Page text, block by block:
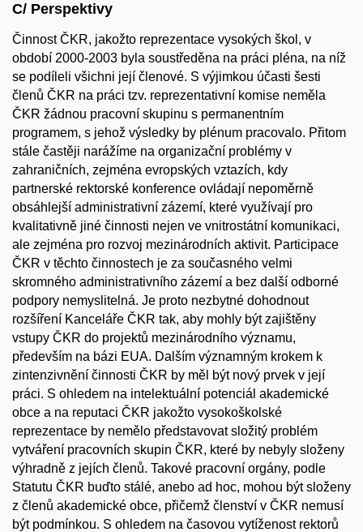
C/ Perspektivy
Činnost ČKR, jakožto reprezentace vysokých škol, v
období 2000-2003 byla soustředěna na práci pléna, na níž
se podíleli všichni její členové. S výjimkou účasti šesti
členů ČKR na práci tzv. reprezentativní komise neměla
ČKR žádnou pracovní skupinu s permanentním
programem, s jehož výsledky by plénum pracovalo. Přitom
stále častěji narážíme na organizační problémy v
zahraničních, zejména evropských vztazích, kdy
partnerské rektorské konference ovládají nepoměrně
obsáhlejší administrativní zázemí, které využívají pro
kvalitativně jiné činnosti nejen ve vnitrostátní komunikaci,
ale zejména pro rozvoj mezinárodních aktivit. Participace
ČKR v těchto činnostech je za současného velmi
skromného administrativního zázemí a bez další odborné
podpory nemyslitelná. Je proto nezbytné dohodnout
rozšíření Kanceláře ČKR tak, aby mohly být zajištěny
vstupy ČKR do projektů mezinárodního významu,
především na bázi EUA. Dalším významným krokem k
zintenzivnění činnosti ČKR by měl být nový prvek v její
práci. S ohledem na intelektuální potenciál akademické
obce a na reputaci ČKR jakožto vysokoškolské
reprezentace by nemělo představovat složitý problém
vytváření pracovních skupin ČKR, které by nebyly složeny
výhradně z jejích členů. Takové pracovní orgány, podle
Statutu ČKR buďto stálé, anebo ad hoc, mohou být složeny
z členů akademické obce, přičemž členství v ČKR nemusí
být podmínkou. S ohledem na časovou vytíženost rektorů